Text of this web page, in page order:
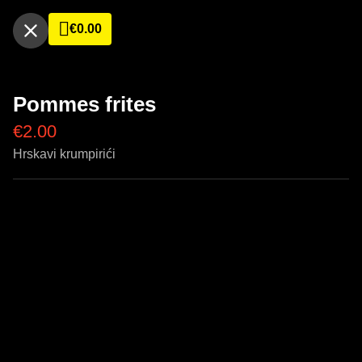
€0.00
Pommes frites
€2.00
Hrskavi krumpirići